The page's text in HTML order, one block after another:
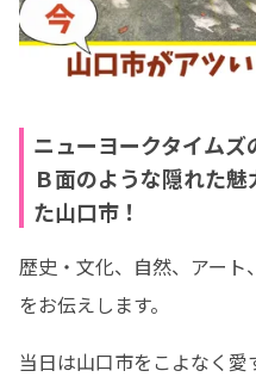
ニューヨークタイム
Ｂ面のような隠れた
た山口市！
歴史・文化、自然、アー
をお伝えします。
当日は山口市をこよなく